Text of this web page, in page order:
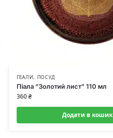
ПІАЛИ, ПОСУД
Піала “Золотий лист” 110 мл
360₴
Додати в кошик